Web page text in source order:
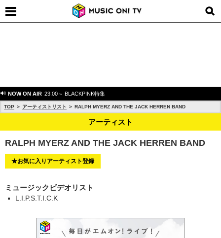
NOW ON AIR 23:00～ BLACKPINK特集
TOP アーティストリスト RALPH MYERZ AND THE JACK HERREN BAND
アーティスト
RALPH MYERZ AND THE JACK HERREN BAND
★お気に入りアーティスト登録
ミュージックビデオリスト
L.I.P.S.T.I.C.K